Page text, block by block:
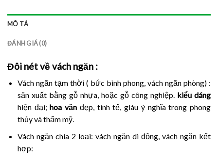
MÔ TẢ
ĐÁNH GIÁ (0)
Đôi nét về vách ngăn :
Vách ngăn tạm thời ( bức bình phong, vách ngăn phòng) :
săn xuất bằng gỗ nhựa, hoặc gỗ công nghiệp. kiểu dáng
hiện đại;hoa văn đẹp, tinh tế, giàu ý nghĩa trong phong
thủy và thẩm mỹ.
Vách ngăn chia 2 loại: vách ngăn di động, vách ngăn kết
hợp: